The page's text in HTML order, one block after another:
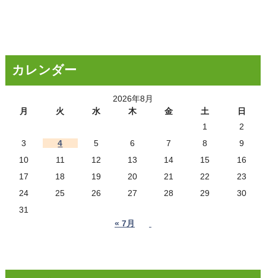
カレンダー
2026年8月
月
火 水 木 金 土
日
1
2
3
4 5 6 7 8
9
10
11 12 13 14 15
16
17
18 19 20 21 22
23
24
25 26 27 28 29
30
31
« 7月